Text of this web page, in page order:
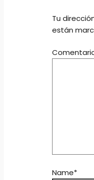
Tu
están
Name*